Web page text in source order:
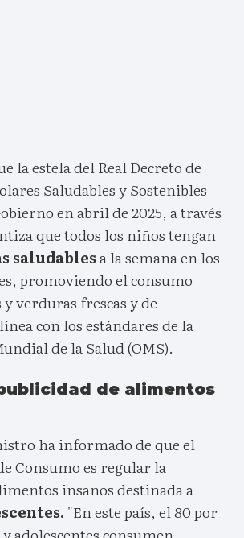
la estela del Real Decreto de
Saludables y Sostenibles
en abril de 2025, a través
que todos los niños tengan
saludablesa la semana en los
promoviendo el consumo
verduras frescas y de
con los estándares de la
de la Salud (OMS).
de alimentos
ha informado de que el
Consumo es regular la
insanos destinada a
"En este país, el 80 por